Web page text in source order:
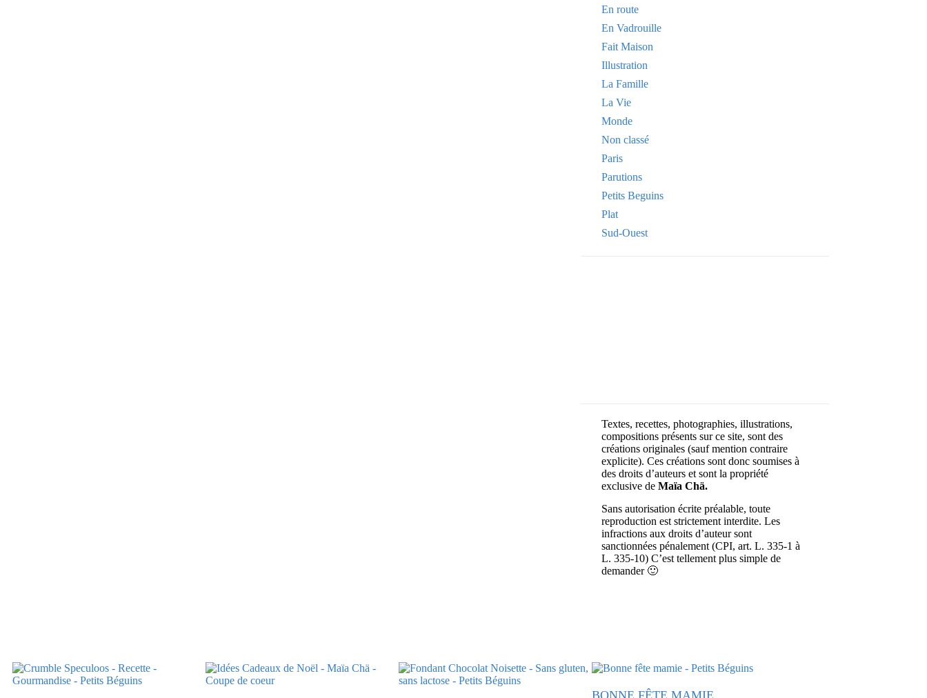
En route
En Vadrouille
Fait Maison
Illustration
La Famille
La Vie
Monde
Non classé
Paris
Parutions
Petits Beguins
Plat
Sud-Ouest
Textes, recettes, photographies, illustrations,
compositions présents sur ce site, sont des
créations originales (sauf mention contraire
explicite). Ces créations sont donc soumises à
des droits d’auteurs et sont la propriété
exclusive de Maïa Chä.
Sans autorisation écrite préalable, toute
reproduction est strictement interdite. Les
infractions aux droits d’auteur sont
sanctionnées pénalement (CPI, art. L. 335-1 à
L. 335-10) C’est tellement plus simple de
demander 🙂